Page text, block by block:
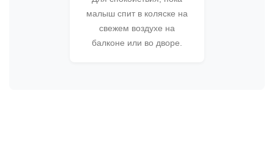
малыш спит в коляске на
свежем воздухе на
балконе или во дворе.